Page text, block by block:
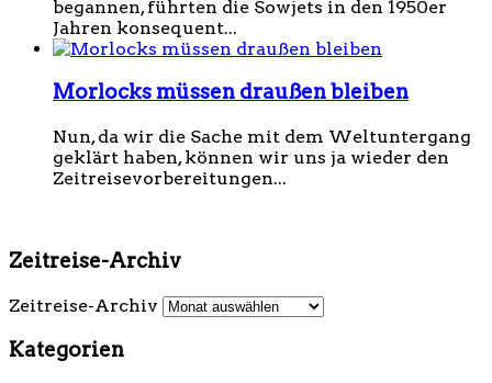
begannen, führten die Sowjets in den 1950er
Jahren konsequent...
Morlocks müssen draußen bleiben
Nun, da wir die Sache mit dem Weltuntergang
geklärt haben, können wir uns ja wieder den
Zeitreisevorbereitungen...
Zeitreise-Archiv
Zeitreise-Archiv
Kategorien